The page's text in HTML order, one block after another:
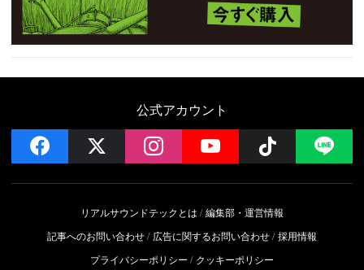
公式アカウント
facebook instagramYouTube Follow
リアルサウンドテックとは
編集部・運営情報
記事へのお問い合わせ
広告に関するお問い合わせ 採用情報
プライバシーポリシー
クッキーポリシー